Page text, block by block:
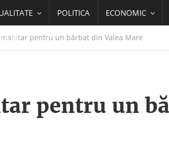
POLITICA ECONOMIC
pentru un bărbat din Valea Mare
pentru un